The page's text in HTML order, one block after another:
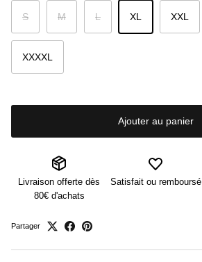
S M L XL XXL
XXXXL
Ajouter au panier
Livraison offerte dès
80€ d'achats
Satisfait ou remboursé
Partager